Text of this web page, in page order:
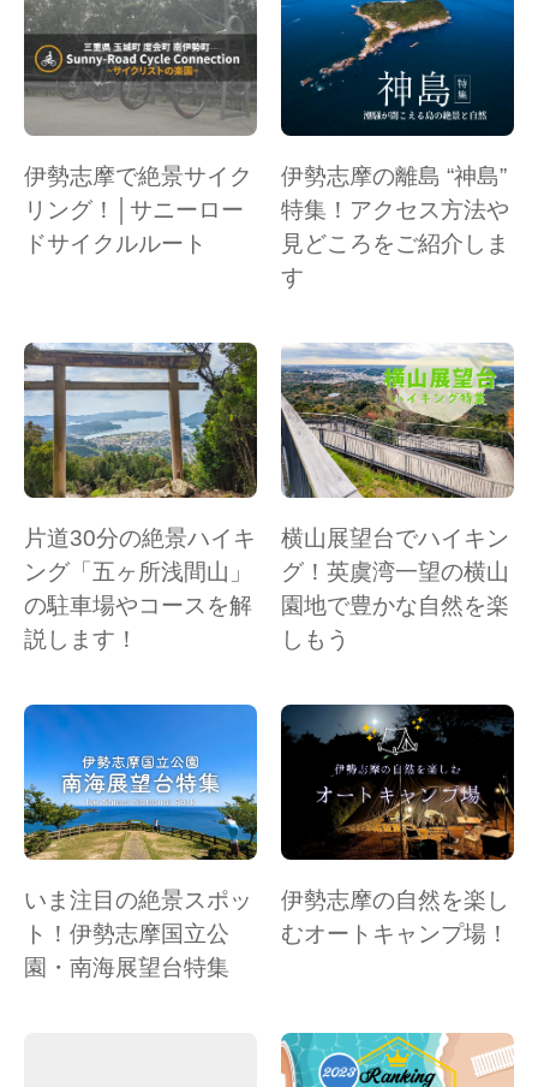
伊勢志摩で絶景サイク
リング！│サニーロー
ドサイクルルート
伊勢志摩の離島 “神島”
特集！アクセス方法や
見どころをご紹介しま
す
片道30分の絶景ハイキ
ング「五ヶ所浅間山」
の駐車場やコースを解
説します！
横山展望台でハイキン
グ！英虞湾一望の横山
園地で豊かな自然を楽
しもう
いま注目の絶景スポッ
ト！伊勢志摩国立公
園・南海展望台特集
伊勢志摩の自然を楽し
むオートキャンプ場！